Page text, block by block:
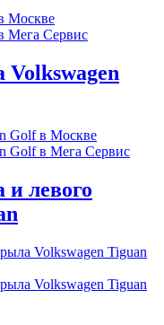
Volkswagen
и левого